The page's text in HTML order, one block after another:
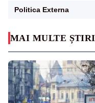
MAI MULTE
Politica Externa